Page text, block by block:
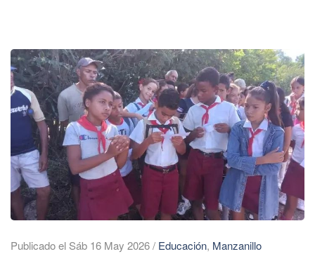
Publicado el Sáb 16 May 2026/ Educación, Manzanillo